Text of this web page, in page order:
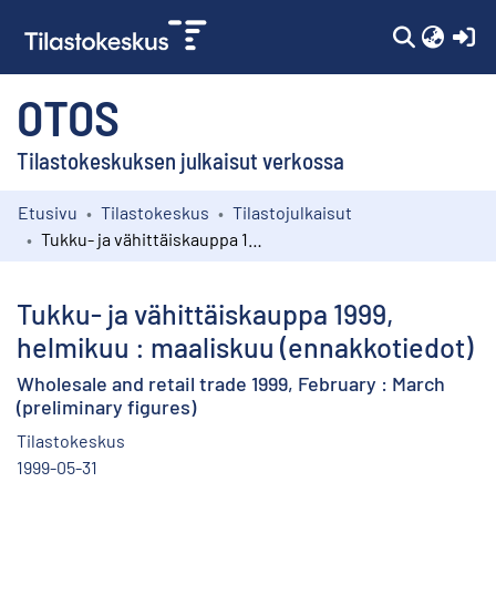
OTOS
Tilastokeskuksen julkaisut verkossa
Kokoelmat
Etusivu Tilastokeskus
Tilastojulkaisut
Tukku- ja vähittäiskauppa 1999,
helmikuu : maaliskuu (ennakkotiedot)
Wholesale and retail trade 1999, February : March
(preliminary figures)
Tilastokeskus
1999-05-31